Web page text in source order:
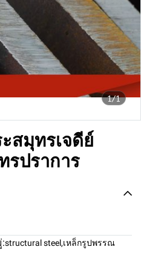
1/1
สมุทรเจดีย์
รปราการ
structural steel,เหล็กรูปพรรณ